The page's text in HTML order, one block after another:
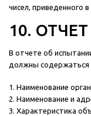
чисел, приведенного в
10.
В отчете об
должны
1. Наименование
2. Наименование и
3. Характеристика